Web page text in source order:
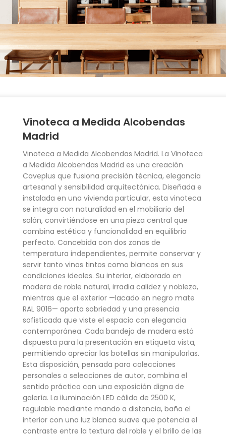
Vinoteca a Medida Alcobendas
Madrid
Vinoteca a Medida Alcobendas Madrid. La Vinoteca
a Medida Alcobendas Madrid es una creación
Caveplus que fusiona precisión técnica, elegancia
artesanal y sensibilidad arquitectónica. Diseñada e
instalada en una vivienda particular, esta vinoteca
se integra con naturalidad en el mobiliario del
salón, convirtiéndose en una pieza central que
combina estética y funcionalidad en equilibrio
perfecto. Concebida con dos zonas de
temperatura independientes, permite conservar y
servir tanto vinos tintos como blancos en sus
condiciones ideales. Su interior, elaborado en
madera de roble natural, irradia calidez y nobleza,
mientras que el exterior —lacado en negro mate
RAL 9016— aporta sobriedad y una presencia
sofisticada que viste el espacio con elegancia
contemporánea. Cada bandeja de madera está
dispuesta para la presentación en etiqueta vista,
permitiendo apreciar las botellas sin manipularlas.
Esta disposición, pensada para colecciones
personales o selecciones de autor, combina el
sentido práctico con una exposición digna de
galería. La iluminación LED cálida de 2500 K,
regulable mediante mando a distancia, baña el
interior con una luz blanca suave que potencia el
contraste entre la textura del roble y el brillo de las